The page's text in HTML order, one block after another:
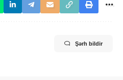
Şərh bildir